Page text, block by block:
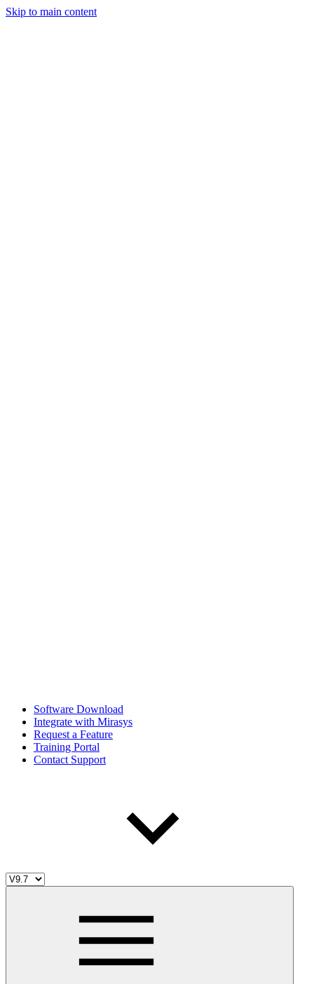
Skip to main content
Software Download
Integrate with Mirasys
Request a Feature
Training Portal
Contact Support